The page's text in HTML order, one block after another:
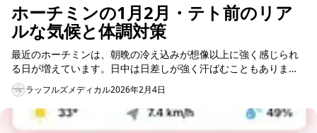
ホーチミンの1月2月・テト前のリア
ルな気候と体調対策
最近のホーチミンは、朝晩の冷え込みが想像以上に強く感じられ
る日が増えています。日中は日差しが強く汗ばむこともあります
が、朝夕は20℃前後まで下がり、「肌寒い」「寒い」と感じる日
も少なくあ...
ラッフルズメディカル2026年2月4日